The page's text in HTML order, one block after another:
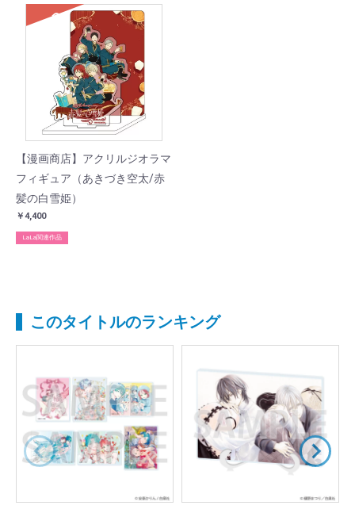
SOLD
【漫画商店】アクリルジオラマ
フィギュア（あきづき空太/赤
髪の白雪姫）
￥4,400
LaLa関連作品
このタイトルのランキング